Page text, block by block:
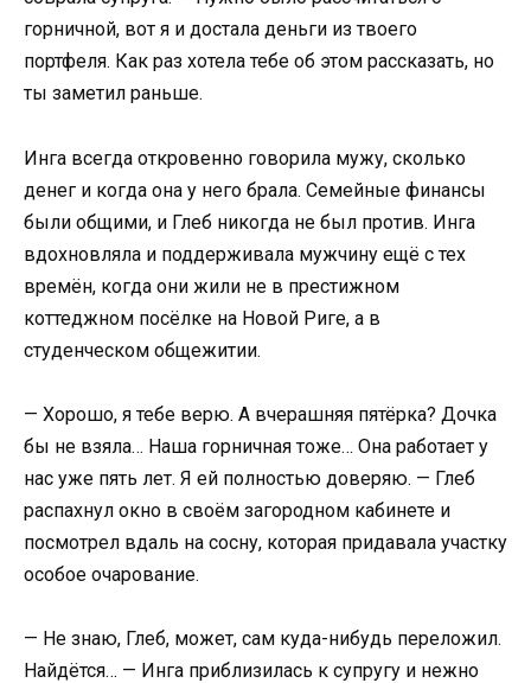
горничной, вот я и достала деньги из твоего
портфеля. Как раз хотела тебе об этом рассказать, но
ты заметил раньше.
Инга всегда откровенно говорила мужу, сколько
денег и когда она у него брала. Семейные финансы
были общими, и Глеб никогда не был против. Инга
вдохновляла и поддерживала мужчину ещё с тех
времён, когда они жили не в престижном
коттеджном посёлке на Новой Риге, а в
студенческом общежитии.
— Хорошо, я тебе верю. А вчерашняя пятёрка? Дочка
бы не взяла… Наша горничная тоже… Она работает у
нас уже пять лет. Я ей полностью доверяю. — Глеб
распахнул окно в своём загородном кабинете и
посмотрел вдаль на сосну, которая придавала участку
особое очарование.
— Не знаю, Глеб, может, сам куда-нибудь переложил.
Найдётся… — Инга приблизилась к супругу и нежно